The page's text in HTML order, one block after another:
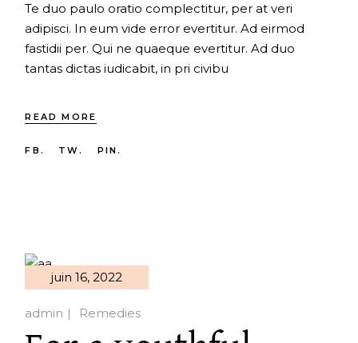
Te duo paulo oratio complectitur, per at veri
adipisci. In eum vide error evertitur. Ad eirmod
fastidii per. Qui ne quaeque evertitur. Ad duo
tantas dictas iudicabit, in pri civibu
READ MORE
FB. TW. PIN.
juin 16, 2022
admin Remedies